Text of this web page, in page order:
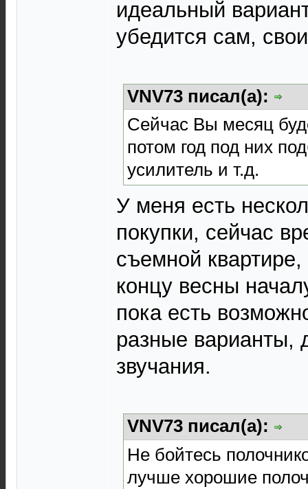
идеальный
убедится сам,
VNV73 писал(а):
Сейчас Вы месяц
потом год под них
усилитель и т.д.
У меня есть
покупки, сейчас
съемной
концу весны
пока есть
разные варианты,
звучания.
VNV73 писал(а):
Не бойтесь
лучше хорошие